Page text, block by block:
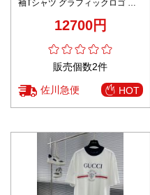
袖Tシャツ グラフィックロゴ ス
12700円
販売個数2件
佐川急便 HOT